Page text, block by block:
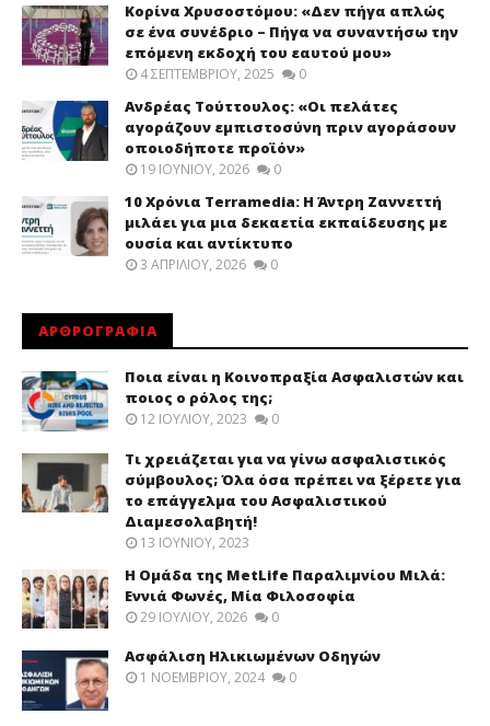
Κορίνα Χρυσοστόμου: «Δεν πήγα απλώς
σε ένα συνέδριο – Πήγα να συναντήσω την
επόμενη εκδοχή του εαυτού μου»
4 ΣΕΠΤΕΜΒΡΊΟΥ, 2025 0
Ανδρέας Τούττουλος: «Οι πελάτες
αγοράζουν εμπιστοσύνη πριν αγοράσουν
οποιοδήποτε προϊόν»
19 ΙΟΥΝΊΟΥ, 2026 0
10 Χρόνια Terramedia: Η Άντρη Ζαννεττή
μιλάει για μια δεκαετία εκπαίδευσης με
ουσία και αντίκτυπο
3 ΑΠΡΙΛΊΟΥ, 2026 0
ΑΡΘΡΟΓΡΑΦΙΑ
Ποια είναι η Κοινοπραξία Ασφαλιστών και
ποιος ο ρόλος της;
12 ΙΟΥΛΊΟΥ, 2023 0
Τι χρειάζεται για να γίνω ασφαλιστικός
σύμβουλος; Όλα όσα πρέπει να ξέρετε για
το επάγγελμα του Ασφαλιστικού
Διαμεσολαβητή!
13 ΙΟΥΝΊΟΥ, 2023
Η Ομάδα της MetLife Παραλιμνίου Μιλά:
Εννιά Φωνές, Μία Φιλοσοφία
29 ΙΟΥΛΊΟΥ, 2026 0
Ασφάλιση Ηλικιωμένων Οδηγών
1 ΝΟΕΜΒΡΊΟΥ, 2024 0